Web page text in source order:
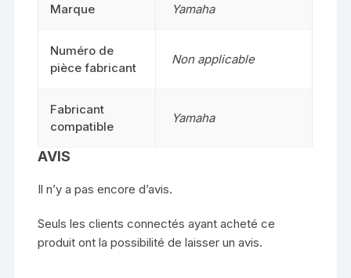
Marque Yamaha
Numéro de
pièce fabricant
Non applicable
Fabricant
compatible
Yamaha
AVIS
Il n’y a pas encore d’avis.
Seuls les clients connectés ayant acheté ce
produit ont la possibilité de laisser un avis.